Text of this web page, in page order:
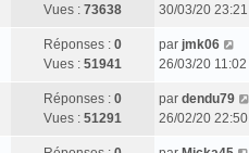
Vues : 73638
30/03/20 23:21
Réponses : 0
Vues : 51941
par jmk06
26/03/20 11:02
Réponses : 0
Vues : 51291
par dendu79
26/02/20 22:50